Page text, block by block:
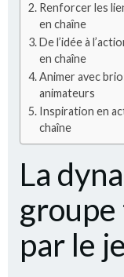
Renforcer les
en chaîne
De l’idée à
en chaîne
Animer avec
animateurs
Inspiration en
chaîne
La
par le